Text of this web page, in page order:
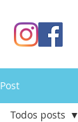
Post
Todos posts